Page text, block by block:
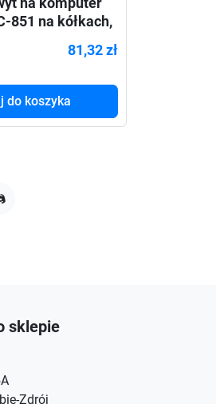
851 na kółkach,
81,32 zł
do koszyka
sklepie
Zdrój